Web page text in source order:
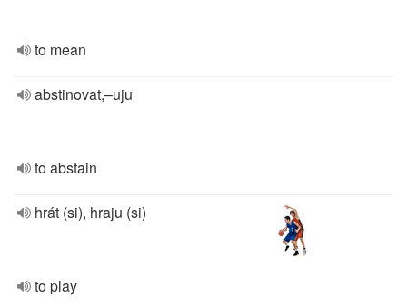
to mean
abstinovat,–uju
to abstain
hrát (si), hraju (si)
to play